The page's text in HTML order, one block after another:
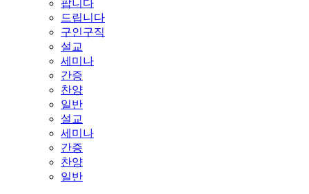
팝니다
드립니다
구인구직
설교
세미나
간증
찬양
일반
설교
세미나
간증
찬양
일반